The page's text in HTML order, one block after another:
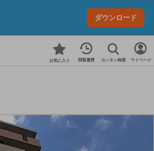
ダウンロード
お気に入り 閲覧履歴 カンタン検索 マイページ